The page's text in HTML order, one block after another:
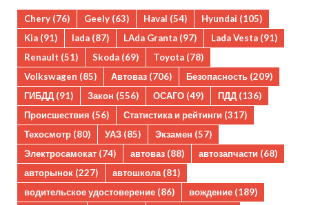
Chery (76) Geely (63) Haval (54) Hyundai (105)
Kia (91) lada (87) LAda Granta (97) Lada Vesta (91)
Renault (51) Skoda (69) Toyota (78)
Volkswagen (85) Автоваз (706) Безопасность (209)
ГИБДД (91) Закон (556) ОСАГО (49) ПДД (136)
Происшествия (56) Статистика и рейтинги (317)
Техосмотр (80) УАЗ (85) Экзамен (57)
Электросамокат (74) автоваз (88) автозапчасти (68)
авторынок (227) автошкола(81)
водительское удостоверение (86) вождение (189)